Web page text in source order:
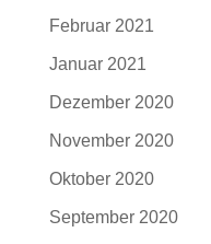
Februar 2021
Januar 2021
Dezember 2020
November 2020
Oktober 2020
September 2020